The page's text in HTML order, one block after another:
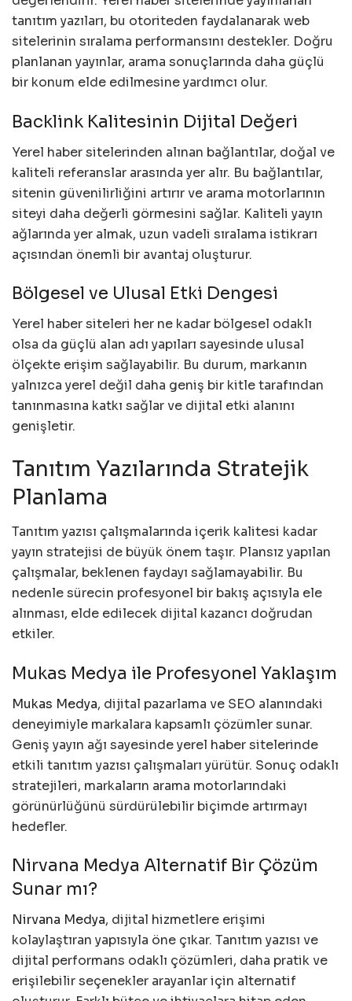
tanıtım yazıları, bu otoriteden faydalanarak web
sitelerinin sıralama performansını destekler. Doğru
planlanan yayınlar, arama sonuçlarında daha güçlü
bir konum elde edilmesine yardımcı olur.
Backlink Kalitesinin Dijital Değeri
Yerel haber sitelerinden alınan bağlantılar, doğal ve
kaliteli referanslar arasında yer alır. Bu bağlantılar,
sitenin güvenilirliğini artırır ve arama motorlarının
siteyi daha değerli görmesini sağlar. Kaliteli yayın
ağlarında yer almak, uzun vadeli sıralama istikrarı
açısından önemli bir avantaj oluşturur.
Bölgesel ve Ulusal Etki Dengesi
Yerel haber siteleri her ne kadar bölgesel odaklı
olsa da güçlü alan adı yapıları sayesinde ulusal
ölçekte erişim sağlayabilir. Bu durum, markanın
yalnızca yerel değil daha geniş bir kitle tarafından
tanınmasına katkı sağlar ve dijital etki alanını
genişletir.
Tanıtım Yazılarında Stratejik
Planlama
Tanıtım yazısı çalışmalarında içerik kalitesi kadar
yayın stratejisi de büyük önem taşır. Plansız yapılan
çalışmalar, beklenen faydayı sağlamayabilir. Bu
nedenle sürecin profesyonel bir bakış açısıyla ele
alınması, elde edilecek dijital kazancı doğrudan
etkiler.
Mukas Medya ile Profesyonel Yaklaşım
Mukas Medya, dijital pazarlama ve SEO alanındaki
deneyimiyle markalara kapsamlı çözümler sunar.
Geniş yayın ağı sayesinde yerel haber sitelerinde
etkili tanıtım yazısı çalışmaları yürütür. Sonuç odaklı
stratejileri, markaların arama motorlarındaki
görünürlüğünü sürdürülebilir biçimde artırmayı
hedefler.
Nirvana Medya Alternatif Bir Çözüm
Sunar mı?
Nirvana Medya, dijital hizmetlere erişimi
kolaylaştıran yapısıyla öne çıkar. Tanıtım yazısı ve
dijital performans odaklı çözümleri, daha pratik ve
erişilebilir seçenekler arayanlar için alternatif